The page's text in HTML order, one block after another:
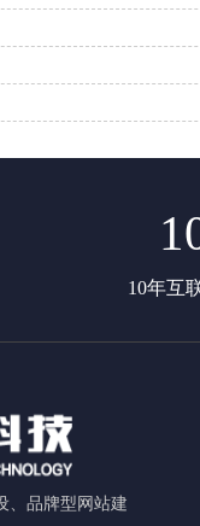
10年互
、品牌型网站建